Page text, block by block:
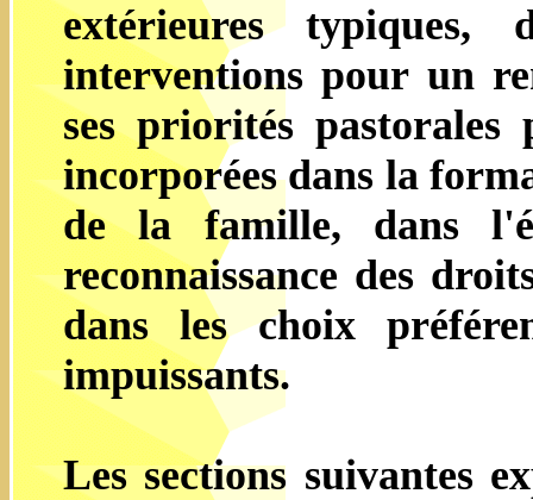
extérieures
interventions pour un
ses priorités pastorales
incorporées dans la
de la famille, dans
reconnaissance des
dans les choix
impuissants.
Les sections suivantes